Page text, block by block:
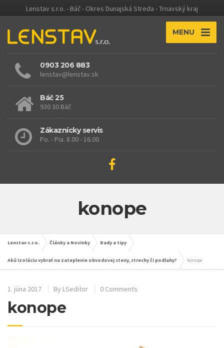
Lenstav s.r.o. - Báč - Okres Dunajská Streda - Trnavský kraj
MENU
0903 206 883
lenstav@lenstav.sk
Báč 25
930 30 Báč
Zákaznícky servis
Po. - Pia. 8.00 - 16.00
konope
Lenstav s.r.o. Články a Novinky Rady a tipy
Akú izoláciu vybrať na zateplenie obvodovej steny, strechy či podlahy? konope
1. júna 2017 By LSeditor 0 Comments
konope